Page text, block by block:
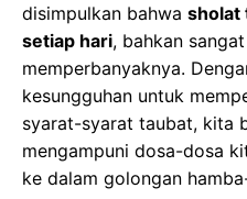
disimpulkan bahwa sholat
setiap hari, bahkan
memperbanyaknya.
kesungguhan untuk
syarat-syarat taubat, kita
mengampuni dosa-dosa
ke dalam golongan